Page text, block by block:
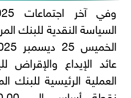
السياسة النقدية للبنك
عائد الإيداع والإقراض